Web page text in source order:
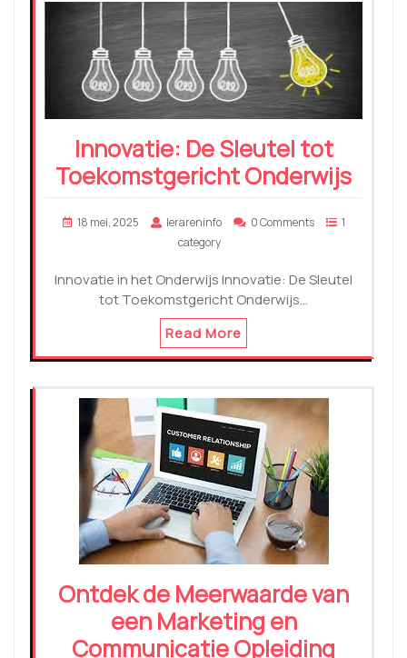
Innovatie: De Sleutel tot
Toekomstgericht Onderwijs
18 mei, 2025 lerareninfo 0 Comments
1
category
Innovatie in het Onderwijs Innovatie: De Sleutel
tot Toekomstgericht Onderwijs…
Read More
Ontdek de Meerwaarde van
een Marketing en
Communicatie Opleiding